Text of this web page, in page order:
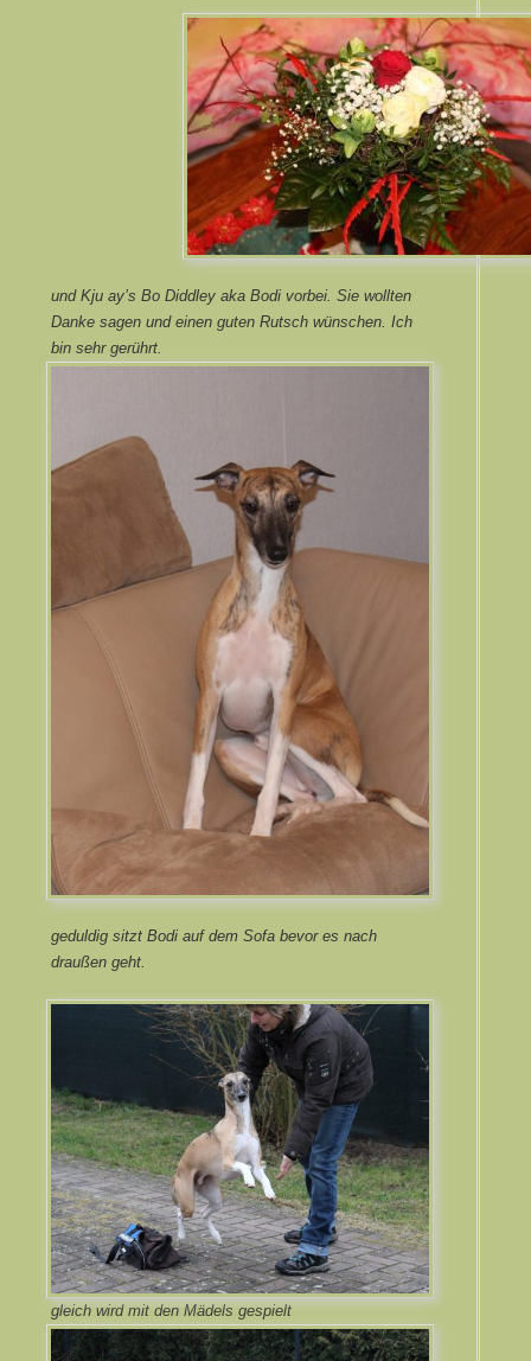
und Kju ay’s Bo Diddley aka Bodi vorbei. Sie wollten
Danke sagen und einen guten Rutsch wünschen. Ich
bin sehr gerührt.
geduldig sitzt Bodi auf dem Sofa bevor es nach
draußen geht.
gleich wird mit den Mädels gespielt